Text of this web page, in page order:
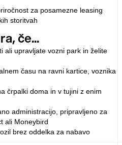
za posamezne leasing
storitvah
če...
ali upravljate vozni park in želite
času na ravni kartice, voznika
črpalki doma in v tujini z enim
administracijo, pripravljeno za
ali Moneybird
brez oddelka za nabavo